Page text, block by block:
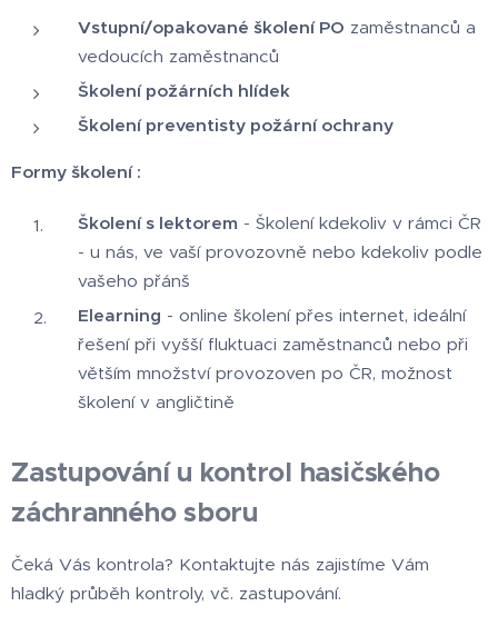
Vstupní/opakované školení PO zaměstnanců a
vedoucích zaměstnanců
Školení požárních hlídek
Školení preventisty požární ochrany
Formy školení :
Školení s lektorem - Školení kdekoliv v rámci ČR
- u nás, ve vaší provozovně nebo kdekoliv podle
vašeho přánš
Elearning - online školení přes internet, ideální
řešení při vyšší fluktuaci zaměstnanců nebo při
větším množství provozoven po ČR, možnost
školení v angličtině
Zastupování u kontrol hasičského
záchranného sboru
Čeká Vás kontrola? Kontaktujte nás zajistíme Vám
hladký průběh kontroly, vč. zastupování.